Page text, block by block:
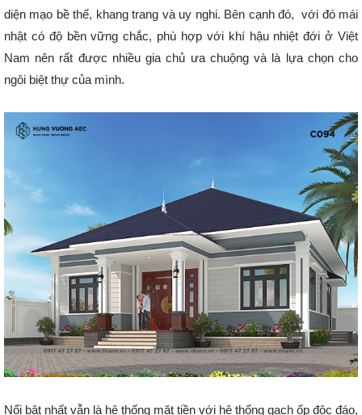
diện mạo bề thế, khang trang và uy nghi. Bên cạnh đó, với đó mái
nhật có độ bền vững chắc, phù hợp với khí hậu nhiệt đới ở Việt
Nam nên rất được nhiều gia chủ ưa chuộng và là lựa chọn cho
ngôi biệt thự của mình.
Nổi bật nhất vẫn là hệ thống mặt tiền với hệ thống gạch ốp độc đáo,